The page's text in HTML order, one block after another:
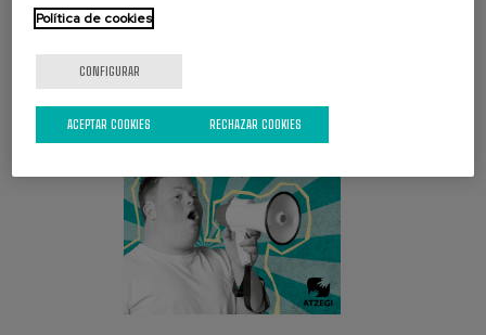
Política de cookies
CONFIGURAR
RECHAZAR COOKIES
ACEPTAR COOKIES